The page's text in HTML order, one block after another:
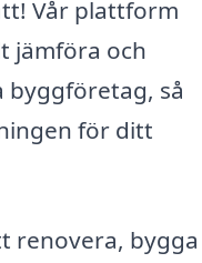
Vår plattform
jämföra och
så
för ditt
renovera, bygga